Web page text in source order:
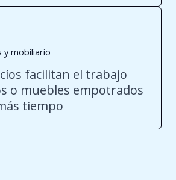
y mobiliario
facilitan el trabajo
o muebles empotrados
tiempo